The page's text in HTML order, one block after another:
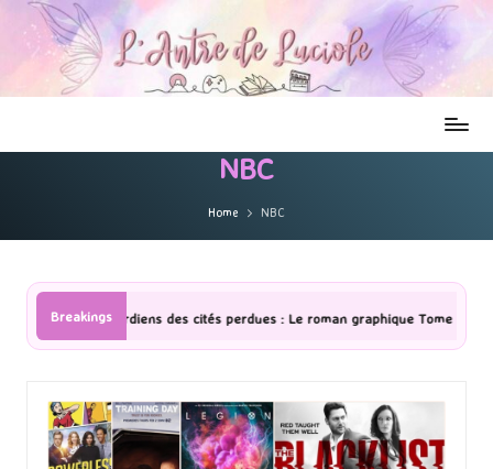
NBC
Home NBC
Breakings
perdues : Le roman graphique Tome 1 Partie 2 [Série TV] The